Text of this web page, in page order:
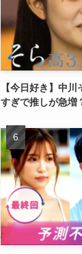
【今日好き】中
すぎで推しが急増